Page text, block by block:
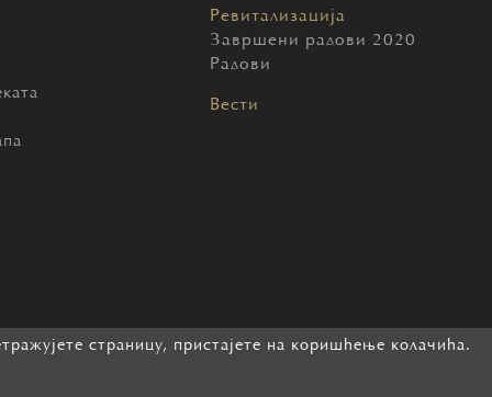
страницу, пристајете на коришћење колачића.
Ревитализација
Завршени радови 2020
Радови
Вести